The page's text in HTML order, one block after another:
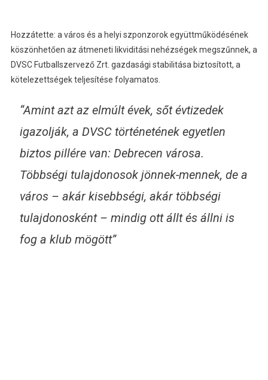
Hozzátette: a város és a helyi szponzorok együttműködésének
köszönhetően az átmeneti likviditási nehézségek megszűnnek, a
DVSC Futballszervező Zrt. gazdasági stabilitása biztosított, a
kötelezettségek teljesítése folyamatos.
“Amint azt az elmúlt évek, sőt évtizedek
igazolják, a DVSC történetének egyetlen
biztos pillére van: Debrecen városa.
Többségi tulajdonosok jönnek-mennek, de a
város – akár kisebbségi, akár többségi
tulajdonosként – mindig ott állt és állni is
fog a klub mögött”